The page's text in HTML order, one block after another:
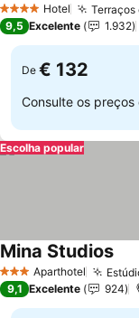
4 EstrelasHotel Terraços
9,5 Excelente 1.932
De € 132
Consulte os preços
Escolha popular
3 EstrelasAparthotel
Mina Studios
9,1 Excelente 924